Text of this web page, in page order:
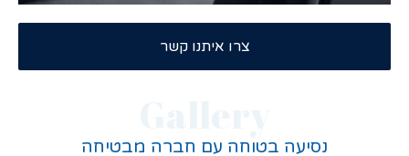
צרו איתנו קשר
נסיעה בטוחה עם חברה מבטיחה